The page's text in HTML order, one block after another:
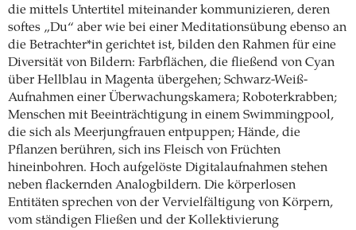
die mittels Untertitel miteinander kommunizieren, deren
softes „Du“ aber wie bei einer Meditationsübung ebenso an
die Betrachter*in gerichtet ist, bilden den Rahmen für eine
Diversität von Bildern: Farbflächen, die fließend von Cyan
über Hellblau in Magenta übergehen; Schwarz-Weiß-
Aufnahmen einer Überwachungskamera; Roboterkrabben;
Menschen mit Beeinträchtigung in einem Swimmingpool,
die sich als Meerjungfrauen entpuppen; Hände, die
Pflanzen berühren, sich ins Fleisch von Früchten
hineinbohren. Hoch aufgelöste Digitalaufnahmen stehen
neben flackernden Analogbildern. Die körperlosen
Entitäten sprechen von der Vervielfältigung von Körpern,
vom ständigen Fließen und der Kollektivierung